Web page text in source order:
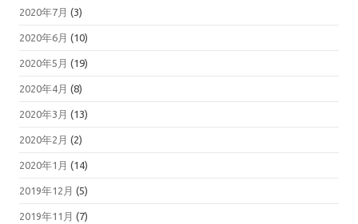
2020年7月 (3)
2020年6月 (10)
2020年5月 (19)
2020年4月 (8)
2020年3月 (13)
2020年2月 (2)
2020年1月 (14)
2019年12月 (5)
2019年11月 (7)